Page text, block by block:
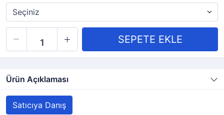
Ürün Açıklaması
Satıcıya Danış